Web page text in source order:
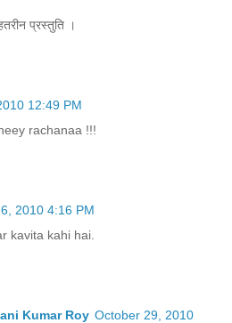
प्रस्‍तुति ।
12:49 PM
rachanaa !!!
2010 4:16 PM
kavita kahi hai.
Kumar Roy October 29, 2010